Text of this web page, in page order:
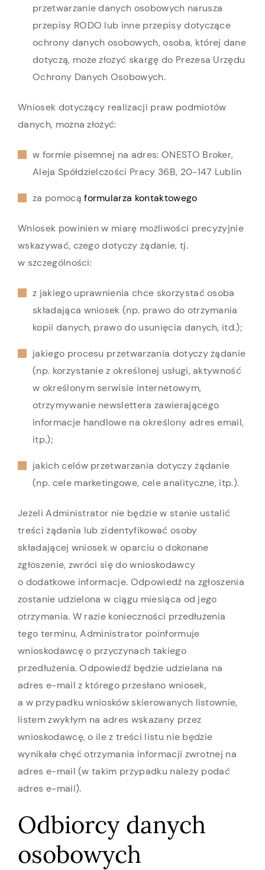
przetwarzanie danych osobowych narusza
przepisy RODO lub inne przepisy dotyczące
ochrony danych osobowych, osoba, której dane
dotyczą, może złożyć skargę do Prezesa Urzędu
Ochrony Danych Osobowych.
Wniosek dotyczący realizacji praw podmiotów
danych, można złożyć:
w formie pisemnej na adres: ONESTO Broker,
Aleja Spółdzielczości Pracy 36B, 20-147 Lublin
za pomocąformularza kontaktowego
Wniosek powinien w miarę możliwości precyzyjnie
wskazywać, czego dotyczy żądanie, tj.
w szczególności:
z jakiego uprawnienia chce skorzystać osoba
składająca wniosek (np. prawo do otrzymania
kopii danych, prawo do usunięcia danych, itd.);
jakiego procesu przetwarzania dotyczy żądanie
(np. korzystanie z określonej usługi, aktywność
w określonym serwisie internetowym,
otrzymywanie newslettera zawierającego
informacje handlowe na określony adres email,
itp.);
jakich celów przetwarzania dotyczy żądanie
(np. cele marketingowe, cele analityczne, itp.).
Jeżeli Administrator nie będzie w stanie ustalić
treści żądania lub zidentyfikować osoby
składającej wniosek w oparciu o dokonane
zgłoszenie, zwróci się do wnioskodawcy
o dodatkowe informacje. Odpowiedź na zgłoszenia
zostanie udzielona w ciągu miesiąca od jego
otrzymania. W razie konieczności przedłużenia
tego terminu, Administrator poinformuje
wnioskodawcę o przyczynach takiego
przedłużenia. Odpowiedź będzie udzielana na
adres e-mail z którego przesłano wniosek,
a w przypadku wniosków skierowanych listownie,
listem zwykłym na adres wskazany przez
wnioskodawcę, o ile z treści listu nie będzie
wynikała chęć otrzymania informacji zwrotnej na
adres e-mail (w takim przypadku należy podać
adres e-mail).
Odbiorcy danych
osobowych